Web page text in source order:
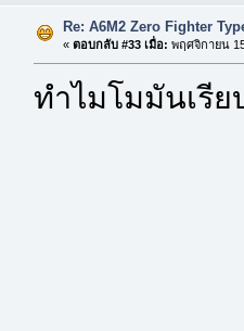
Re: A6M2 Zero Fighter
« ตอบกลับ #33 เมื่อ: พฤศจิกายน
ทำไมโมมันเรีย